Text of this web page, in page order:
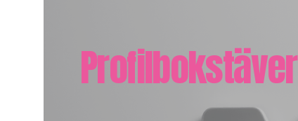
Profilbokstäver